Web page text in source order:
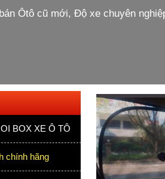
Ôtô cũ mới, Độ xe chuyên
BOX XE Ô TÔ
chính hãng